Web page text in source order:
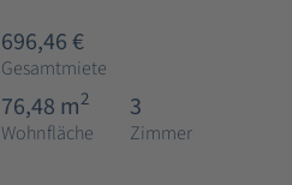
696,46 €
Gesamtmiete
76,48 m2
Wohnfläche
3
Zimmer